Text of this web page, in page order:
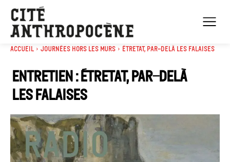
Accueil Journées Hors les murs Étretat, par-delà les falaises
Entretien : Étretat, par-delà
les falaises